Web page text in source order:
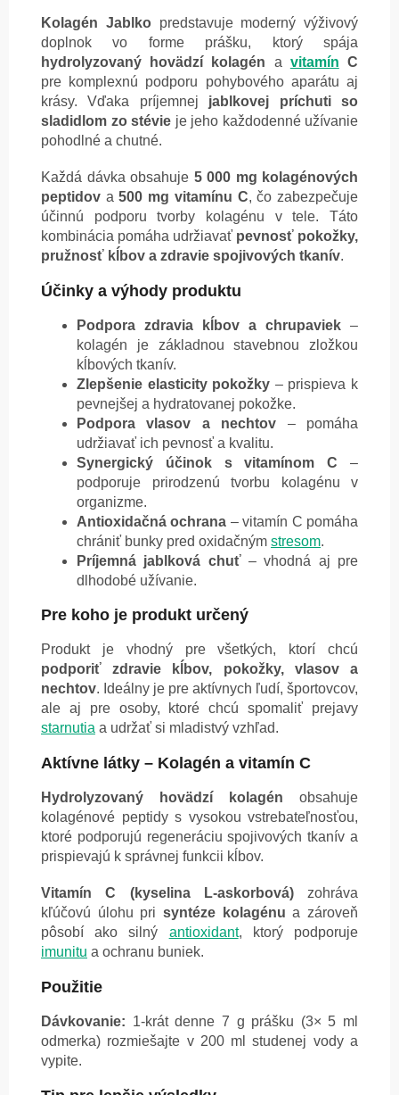
Kolagén Jablkopredstavuje moderný výživový
doplnok vo forme prášku, ktorý spája
hydrolyzovaný hovädzí kolagén a vitamín C
pre komplexnú podporu pohybového aparátu aj
krásy. Vďaka príjemnej jablkovej príchuti so
sladidlom zo stévie je jeho každodenné užívanie
pohodlné a chutné.
Každá dávka obsahuje 5 000 mg kolagénových
peptidov a500 mg vitamínu C, čo zabezpečuje
účinnú podporu tvorby kolagénu v tele. Táto
kombinácia pomáha udržiavať pevnosť pokožky,
pružnosť kĺbov a zdravie spojivových tkanív.
Účinky a výhody produktu
Podpora zdravia kĺbov a chrupaviek –
kolagén je základnou stavebnou zložkou
kĺbových tkanív.
Zlepšenie elasticity pokožky – prispieva k
pevnejšej a hydratovanej pokožke.
Podpora vlasov a nechtov – pomáha
udržiavať ich pevnosť a kvalitu.
Synergický účinok s vitamínom C –
podporuje prirodzenú tvorbu kolagénu v
organizme.
Antioxidačná ochrana – vitamín C pomáha
chrániť bunky pred oxidačným stresom.
Príjemná jablková chuť– vhodná aj pre
dlhodobé užívanie.
Pre koho je produkt určený
Produkt je vhodný pre všetkých, ktorí chcú
podporiť zdravie kĺbov, pokožky, vlasov a
nechtov. Ideálny je pre aktívnych ľudí, športovcov,
ale aj pre osoby, ktoré chcú spomaliť prejavy
starnutia a udržať si mladistvý vzhľad.
Aktívne látky – Kolagén a vitamín C
Hydrolyzovaný hovädzí kolagén obsahuje
kolagénové peptidy s vysokou vstrebateľnosťou,
ktoré podporujú regeneráciu spojivových tkanív a
prispievajú k správnej funkcii kĺbov.
Vitamín C (kyselina L-askorbová)zohráva
kľúčovú úlohu pri syntéze kolagénu a zároveň
pôsobí ako silný antioxidant, ktorý podporuje
imunitu a ochranu buniek.
Použitie
Dávkovanie: 1-krát denne 7 g prášku (3× 5 ml
odmerka) rozmiešajte v 200 ml studenej vody a
vypite.